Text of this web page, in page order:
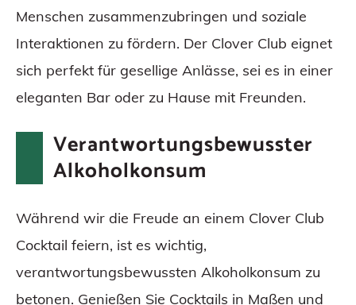
Menschen zusammenzubringen und soziale
Interaktionen zu fördern. Der Clover Club eignet
sich perfekt für gesellige Anlässe, sei es in einer
eleganten Bar oder zu Hause mit Freunden.
Verantwortungsbewusster
Alkoholkonsum
Während wir die Freude an einem Clover Club
Cocktail feiern, ist es wichtig,
verantwortungsbewussten Alkoholkonsum zu
betonen. Genießen Sie Cocktails in Maßen und